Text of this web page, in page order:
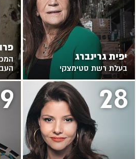
יפית גרינברג
בעלת רשת סטימצקי
28